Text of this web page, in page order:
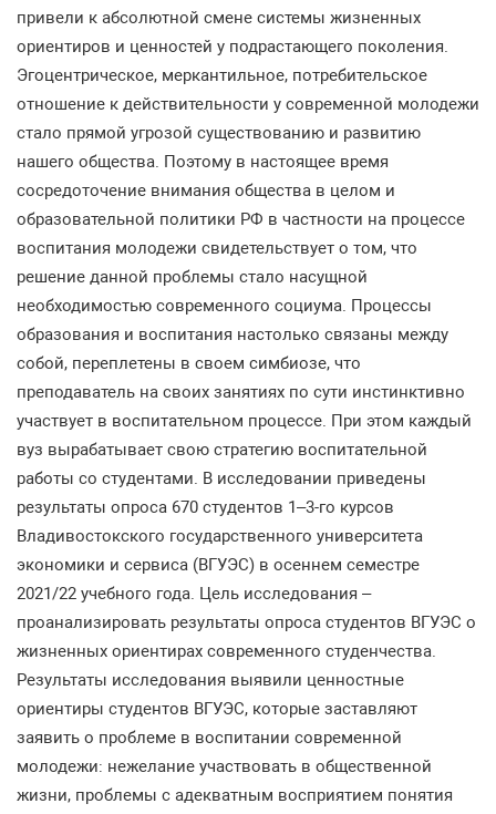
привели к абсолютной смене системы жизненных
ориентиров и ценностей у подрастающего поколения.
Эгоцентрическое, меркантильное, потребительское
отношение к действительности у современной молодежи
стало прямой угрозой существованию и развитию
нашего общества. Поэтому в настоящее время
сосредоточение внимания общества в целом и
образовательной политики РФ в частности на процессе
воспитания молодежи свидетельствует о том, что
решение данной проблемы стало насущной
необходимостью современного социума. Процессы
образования и воспитания настолько связаны между
собой, переплетены в своем симбиозе, что
преподаватель на своих занятиях по сути инстинктивно
участвует в воспитательном процессе. При этом каждый
вуз вырабатывает свою стратегию воспитательной
работы со студентами. В исследовании приведены
результаты опроса 670 студентов 1–3-го курсов
Владивостокского государственного университета
экономики и сервиса (ВГУЭС) в осеннем семестре
2021/22 учебного года. Цель исследования –
проанализировать результаты опроса студентов ВГУЭС о
жизненных ориентирах современного студенчества.
Результаты исследования выявили ценностные
ориентиры студентов ВГУЭС, которые заставляют
заявить о проблеме в воспитании современной
молодежи: нежелание участвовать в общественной
жизни, проблемы с адекватным восприятием понятия